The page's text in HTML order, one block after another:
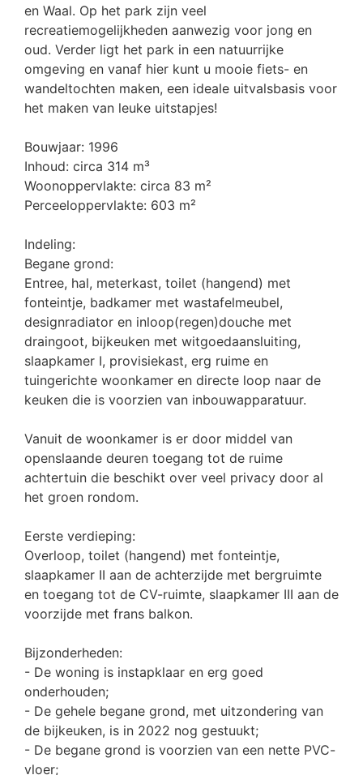
en Waal. Op het park zijn veel
recreatiemogelijkheden aanwezig voor jong en
oud. Verder ligt het park in een natuurrijke
omgeving en vanaf hier kunt u mooie fiets- en
wandeltochten maken, een ideale uitvalsbasis voor
het maken van leuke uitstapjes!
Bouwjaar: 1996
Inhoud: circa 314 m³
Woonoppervlakte: circa 83 m²
Perceeloppervlakte: 603 m²
Indeling:
Begane grond:
Entree, hal, meterkast, toilet (hangend) met
fonteintje, badkamer met wastafelmeubel,
designradiator en inloop(regen)douche met
draingoot, bijkeuken met witgoedaansluiting,
slaapkamer I, provisiekast, erg ruime en
tuingerichte woonkamer en directe loop naar de
keuken die is voorzien van inbouwapparatuur.
Vanuit de woonkamer is er door middel van
openslaande deuren toegang tot de ruime
achtertuin die beschikt over veel privacy door al
het groen rondom.
Eerste verdieping:
Overloop, toilet (hangend) met fonteintje,
slaapkamer II aan de achterzijde met bergruimte
en toegang tot de CV-ruimte, slaapkamer III aan de
voorzijde met frans balkon.
Bijzonderheden:
- De woning is instapklaar en erg goed
onderhouden;
- De gehele begane grond, met uitzondering van
de bijkeuken, is in 2022 nog gestuukt;
- De begane grond is voorzien van een nette PVC-
vloer;